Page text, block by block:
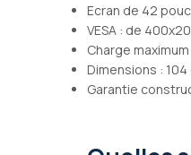
Ecran de 42
VESA : de
Charge maximum
Dimensions : 104
Garantie